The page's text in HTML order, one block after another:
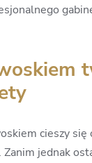
cieszy się
jednak